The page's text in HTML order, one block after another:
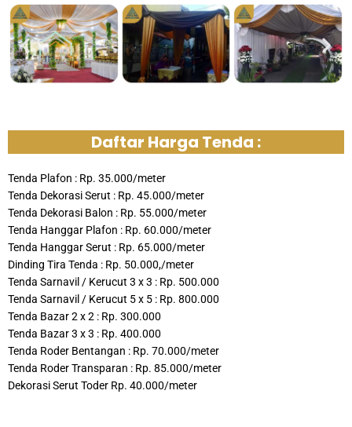
Daftar Harga Tenda :
Tenda Plafon : Rp. 35.000/meter
Tenda Dekorasi Serut : Rp. 45.000/meter
Tenda Dekorasi Balon : Rp. 55.000/meter
Tenda Hanggar Plafon : Rp. 60.000/meter
Tenda Hanggar Serut : Rp. 65.000/meter
Dinding Tira Tenda : Rp. 50.000,/meter
Tenda Sarnavil / Kerucut 3 x 3 : Rp. 500.000
Tenda Sarnavil / Kerucut 5 x 5 : Rp. 800.000
Tenda Bazar 2 x 2 : Rp. 300.000
Tenda Bazar 3 x 3 : Rp. 400.000
Tenda Roder Bentangan : Rp. 70.000/meter
Tenda Roder Transparan : Rp. 85.000/meter
Dekorasi Serut Toder Rp. 40.000/meter